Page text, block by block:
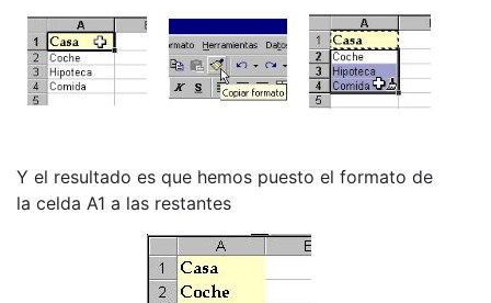
Y el resultado es que hemos puesto el formato de
la celda A1 a las restantes